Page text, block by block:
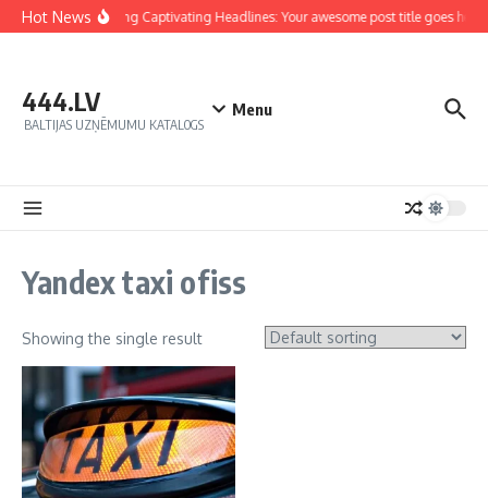
Hot NewsCrafting Captivating Headlines: Your awesome post title goes here
444.LV
BALTIJAS UZŅĒMUMU KATALOGS
Menu
Yandex taxi ofiss
Showing the single result